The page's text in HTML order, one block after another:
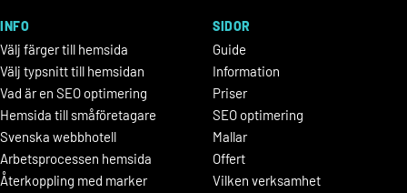
INFO
Välj färger till hemsida
Välj typsnitt till hemsidan
Vad är en SEO optimering
Hemsida till småföretagare
Svenska webbhotell
Arbetsprocessen hemsida
Återkoppling med marker
SIDOR
Guide
Information
Priser
SEO optimering
Mallar
Offert
Vilken verksamhet